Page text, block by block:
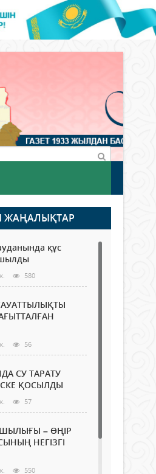
ЖАҢАЛЫҚТАР
құс
580
56
СУ ТАРАТУ
ҚОСЫЛДЫ
57
– ӨҢІР
НЕГІЗГІ
550